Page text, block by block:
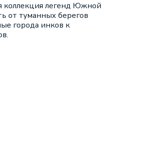
коллекция легенд Южной
от туманных берегов
города инков к